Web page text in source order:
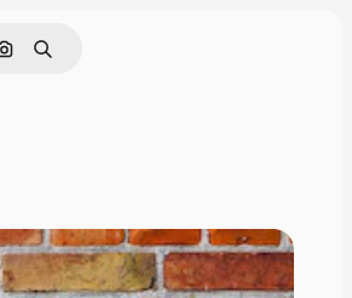
Zoeken op afbeelding
Zoeken